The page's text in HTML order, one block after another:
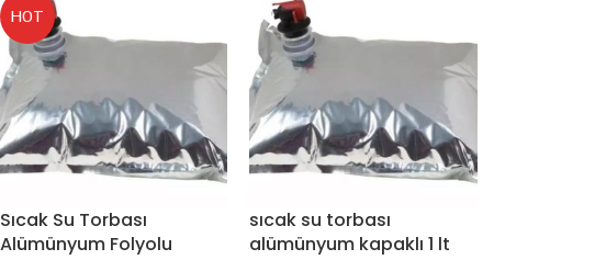
HOT
Sıcak Su Torbası
Alümünyum Folyolu
sıcak su torbası
alümünyum kapaklı 1 lt